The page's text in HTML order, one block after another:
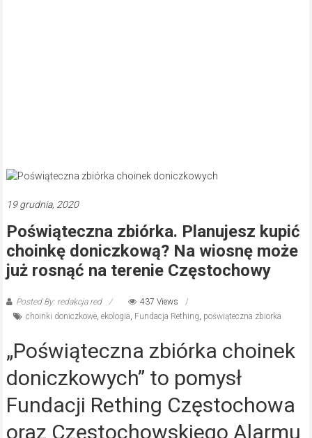
19 grudnia, 2020
Poświąteczna zbiórka. Planujesz kupić
choinkę doniczkową? Na wiosnę może
już rosnąć na terenie Częstochowy
Posted By: redakcja red
437 Views
choinki doniczkowe, ekologia, Fundacja Rething, poświąteczna zbiorka
„Poświąteczna zbiórka choinek
doniczkowych” to pomysł
Fundacji Rething Częstochowa
oraz Częstochowskiego Alarmu